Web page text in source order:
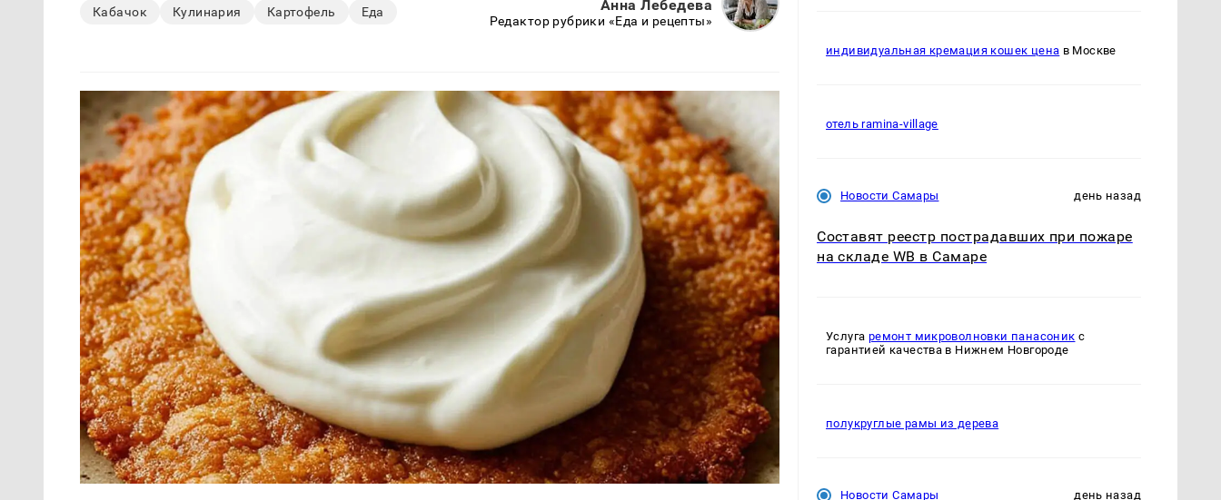
Кабачок Кулинария Картофель Еда Анна Лебедева
Редактор рубрики «Еда и рецепты»
индивидуальная кремация кошек цена в Москве
отель ramina-village
Новости Самары день назад
Составят реестр пострадавших при пожаре
на складе WB в Самаре
Услуга ремонт микроволновки панасоник с
гарантией качества в Нижнем Новгороде
полукруглые рамы из дерева
Новости Самары день назад